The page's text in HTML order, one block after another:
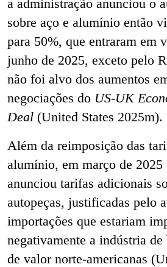
a administração anunciou o
sobre aço e alumínio então
para 50%, que entraram em
junho de 2025, exceto pelo
não foi alvo dos aumentos
negociações do US-UK
Deal (United States 2025m).
Além da reimposição das
alumínio, em março de 2025
anunciou tarifas adicionais
autopeças, justificadas pelo
importações que estariam
negativamente a indústria de
de valor norte-americanas